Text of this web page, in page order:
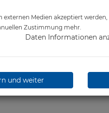
externen Medien akzeptiert
Zustimmung mehr.
Daten Informationen
und weiter